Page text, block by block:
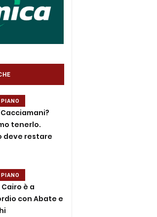
tenerlo.
deve restare
è a
con Abate e